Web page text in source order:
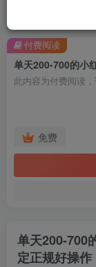
单天200-700的小
此内容为付费阅读
免费
付费阅读
单天200-700
定正规好操作